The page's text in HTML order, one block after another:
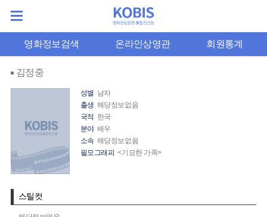
영화정보검색 온라인상영관 회원통계
김정중
성별 남자
출생 해당정보없음
국적 한국
분야 배우
소속 해당정보없음
필모그래피 <기묘한 가족>
스틸컷